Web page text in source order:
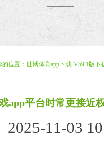
的位置： 世博体育app下载-V59.1版下
app平台时常更接近
2025-11-03